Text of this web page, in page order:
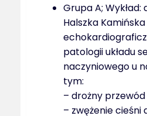
Grupa A; Wykład:
Halszka
patologii układu
naczyniowego u
tym:
– drożny
– zwężenie cieśni